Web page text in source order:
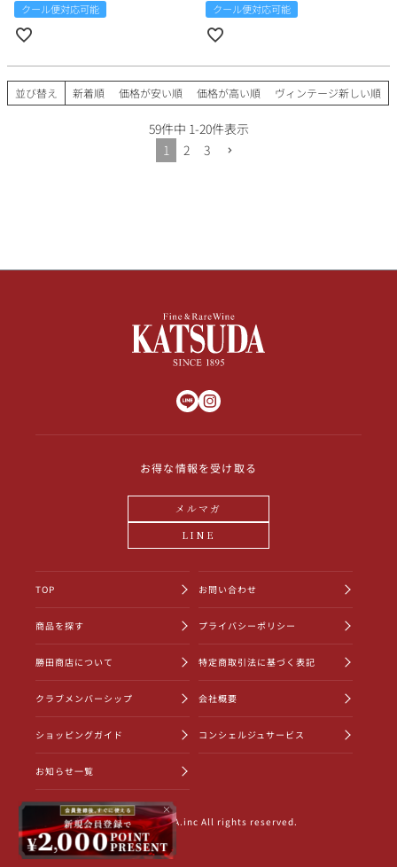
クール便対応可能
クール便対応可能
並び替え 新着順 価格が安い順 価格が高い順 ヴィンテージ新しい順
59件中 1-20件表示
1
2 3
×
お得な情報を受け取る
メルマガ
LINE
TOP
商品を探す
勝田商店について
クラブメンバーシップ
ショッピングガイド
お知らせ一覧
お問い合わせ
プライバシーポリシー
特定商取引法に基づく表記
会社概要
コンシェルジュサービス
©2022 KATSUDA.inc All rights reserved.